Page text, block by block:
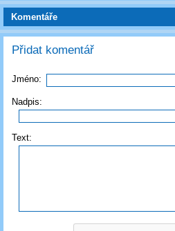
Komentáře
Přidat komentář
Jméno:
Nadpis:
Text: